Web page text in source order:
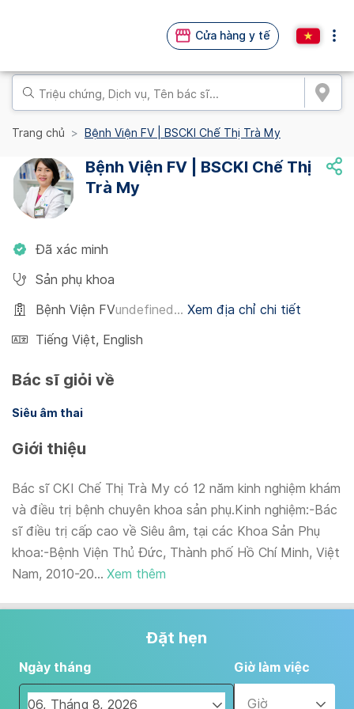
Cửa hàng y tế
Trang chủ Bệnh Viện FV | BSCKI Chế Thị Trà My
Bệnh Viện FV | BSCKI Chế Thị
Trà My
Đã xác minh
Sản phụ khoa
Bệnh Viện FVundefined... Xem địa chỉ chi tiết
Tiếng Việt, English
Bác sĩ giỏi về
Siêu âm thai
Giới thiệu
Bác sĩ CKI Chế Thị Trà My có 12 năm kinh nghiệm khám
và điều trị bệnh chuyên khoa sản phụ.Kinh nghiệm:-Bác
sĩ điều trị cấp cao về Siêu âm, tại các Khoa Sản Phụ
khoa:-Bệnh Viện Thủ Đức, Thành phố Hồ Chí Minh, Việt
Nam, 2010-20... Xem thêm
Đặt hẹn
Ngày tháng Giờ làm việc
Giờ